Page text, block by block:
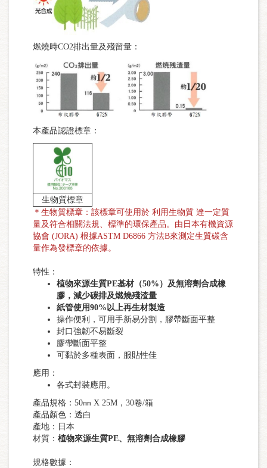
燃燒時CO2排出量及殘留量：
本產品認證標章：
生物質標章
＊生物質標章：該標章可使用於 利用生物質 達一定質
量及符合相關法規、標準的環保產品。由日本有機資源
協會 (JORA) 根據ASTM D6866 方法B來測定生質碳含
量作為發標章的依據。
特性：
植物來源生質PE基材（50%）及無溶劑合成橡
膠，減少碳排及燃燒殘渣量
紙管使用90%以上再生材製造
操作便利，可用手新易分割，膠帶斷面平整
封口強韌不易斷裂
膠帶斷面平整
可黏於多種表面，服貼性佳
應用：
各式封裝應用。
產品規格：50㎜ X 25M，30卷/箱
產品顏色：透白
產地：日本
材質： 植物來源生質PE、無溶劑合成橡膠
規格數據：